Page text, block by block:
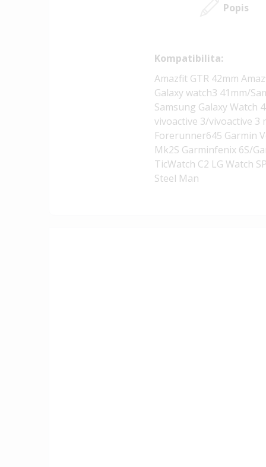
Popis
Kompatibilita:
Amazfit GTR 42mm
Galaxy watch3 41mm/
Samsung Galaxy Watch
vivoactive 3/vivoactive 3
Forerunner645 Garmin
Mk2S Garminfenix 6S/
TicWatch C2 LG Watch
Steel Man